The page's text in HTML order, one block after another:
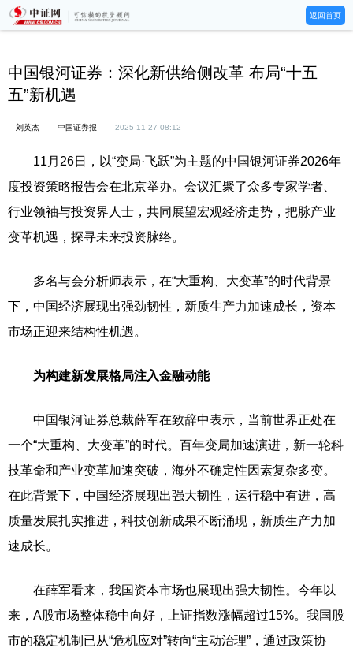
返回首页
中国银河证券：深化新供给侧改革 布局“十五
五”新机遇
刘英杰 中国证券报 2025-11-27 08:12
11月26日，以“变局·飞跃”为主题的中国银河证券2026年
度投资策略报告会在北京举办。会议汇聚了众多专家学者、
行业领袖与投资界人士，共同展望宏观经济走势，把脉产业
变革机遇，探寻未来投资脉络。
多名与会分析师表示，在“大重构、大变革”的时代背景
下，中国经济展现出强劲韧性，新质生产力加速成长，资本
市场正迎来结构性机遇。
为构建新发展格局注入金融动能
中国银河证券总裁薛军在致辞中表示，当前世界正处在
一个“大重构、大变革”的时代。百年变局加速演进，新一轮科
技革命和产业变革加速突破，海外不确定性因素复杂多变。
在此背景下，中国经济展现出强大韧性，运行稳中有进，高
质量发展扎实推进，科技创新成果不断涌现，新质生产力加
速成长。
在薛军看来，我国资本市场也展现出强大韧性。今年以
来，A股市场整体稳中向好，上证指数涨幅超过15%。我国股
市的稳定机制已从“危机应对”转向“主动治理”，通过政策协